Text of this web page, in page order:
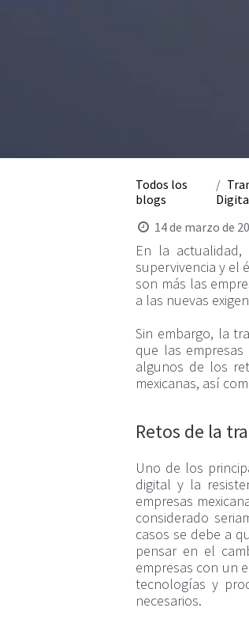
Todos los
blogs
14 de marzo de
En la
supervivencia y el
son más las
a las nuevas
Sin embargo, la
que las
algunos de los
mexicanas, así
Retos de la
Uno de los
digital y la
empresas
considerado
casos se debe a
pensar en el
empresas con un
tecnologías y
necesarios.